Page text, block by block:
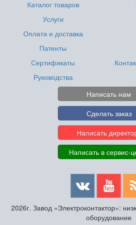
Каталог товаров
Услуги
Оплата и доставка
Патенты
Сертификаты
Руководства
Написать нам
Сделать заказ
Написать
Написать в сервис-
2026г. Завод «Электроконтактор»:
оборудование